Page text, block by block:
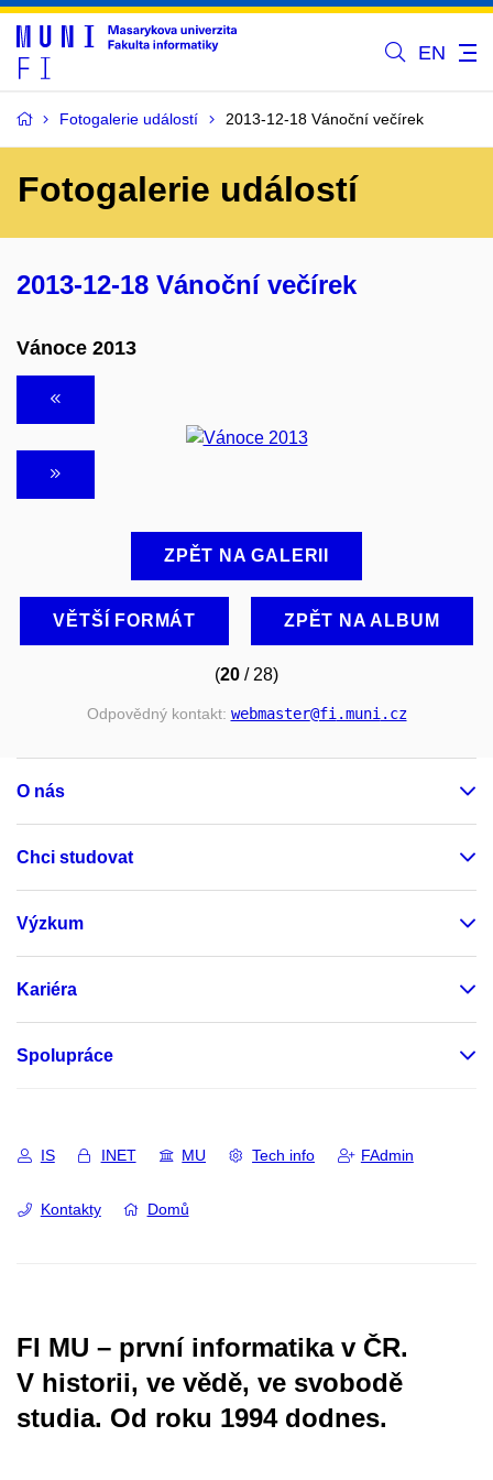
EN
Fotogalerie událostí 2013-12-18 Vánoční večírek
Fotogalerie událostí
2013-12-18 Vánoční večírek
Vánoce 2013
ZPĚT NA GALERII
VĚTŠÍ FORMÁT ZPĚT NA ALBUM
(20 / 28)
Odpovědný kontakt: webmaster@fi.muni.cz
O nás
Chci studovat
Výzkum
Kariéra
Spolupráce
IS INET MU Tech info FAdmin
Kontakty Domů
FI MU – první informatika v ČR.
V historii, ve vědě, ve svobodě
studia. Od roku 1994 dodnes.